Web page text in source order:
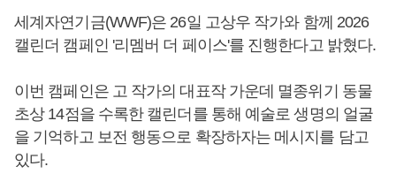
세계자연기금(WWF)은 26일 고상우 작가와 함께 2026
캘린더 캠페인 '리멤버 더 페이스'를 진행한다고 밝혔다.
이번 캠페인은 고 작가의 대표작 가운데 멸종위기 동물
초상 14점을 수록한 캘린더를 통해 예술로 생명의 얼굴
을 기억하고 보전 행동으로 확장하자는 메시지를 담고
있다.